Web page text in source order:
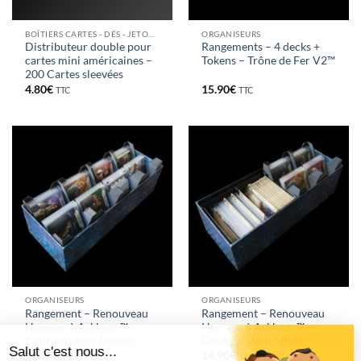
Distributeur double pour
cartes mini américaines –
200 Cartes sleevées
4.80€ TTC
ORGANISEURS
Rangements – 4 decks +
Tokens – Trône de Fer V2™
15.90€ TTC
ORGANISEURS
Rangement – Renouveau
Horreur à Arkham ™ –
12.90€ TTC
ORGANISEURS
Rangement – Renouveau
Horreur à Arkham ™ –
Configuration Mixte
€ TTC